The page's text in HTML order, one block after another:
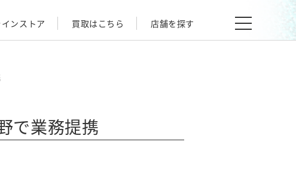
ンストア 買取はこちら 店舗を探す
で業務提携